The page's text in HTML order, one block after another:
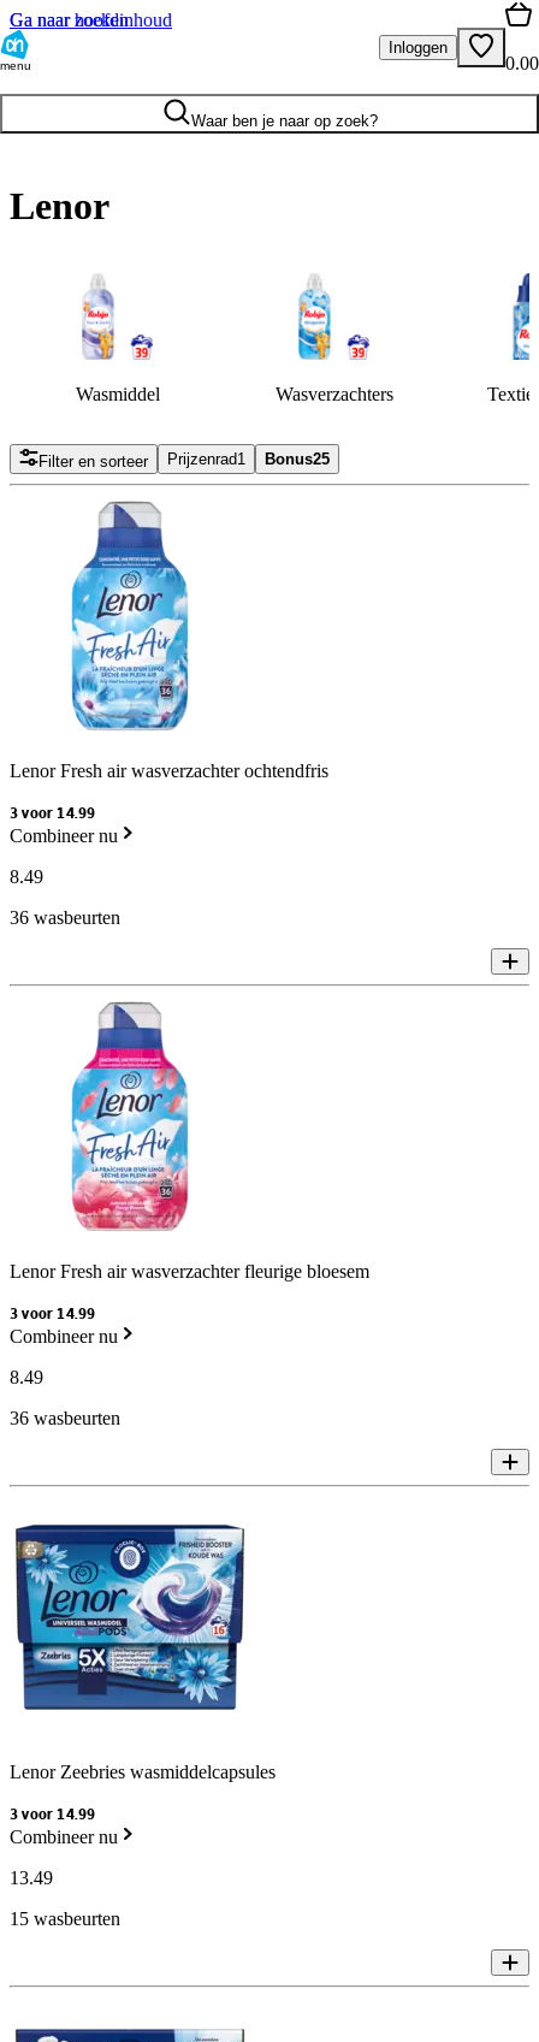
Ga naar hoofdinhoud
Ga naar zoeken
menu
Inloggen
0.00
Waar ben je naar op zoek?
Lenor
Wasmiddel Wasverzachters
Filter en sorteer Prijzenrad1 Bonus25
Lenor Fresh air wasverzachter ochtendfris
3 voor 14.99
Combineer nu
8.49
36 wasbeurten
Lenor Fresh air wasverzachter fleurige bloesem
3 voor 14.99
Combineer nu
8.49
36 wasbeurten
Lenor Zeebries wasmiddelcapsules
3 voor 14.99
Combineer nu
13.49
15 wasbeurten